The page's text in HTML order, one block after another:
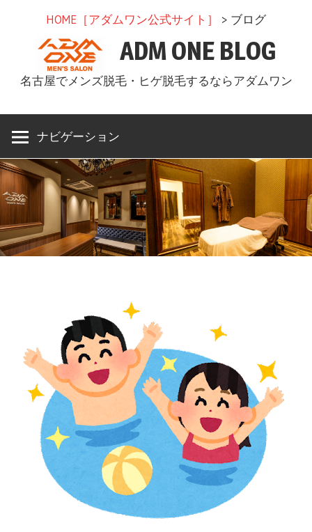
へ
ッ
プ
HOME［アダムワン公式サイト］ > ブログ
ADM ONE BLOG
名古屋でメンズ脱毛・ヒゲ脱毛するならアダムワン
ナビゲーション